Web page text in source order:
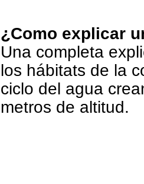
¿Como explicar
Una completa
los hábitats de la
ciclo del agua
metros de altitud.